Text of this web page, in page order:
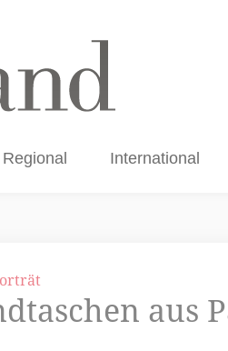
Regional International
aus